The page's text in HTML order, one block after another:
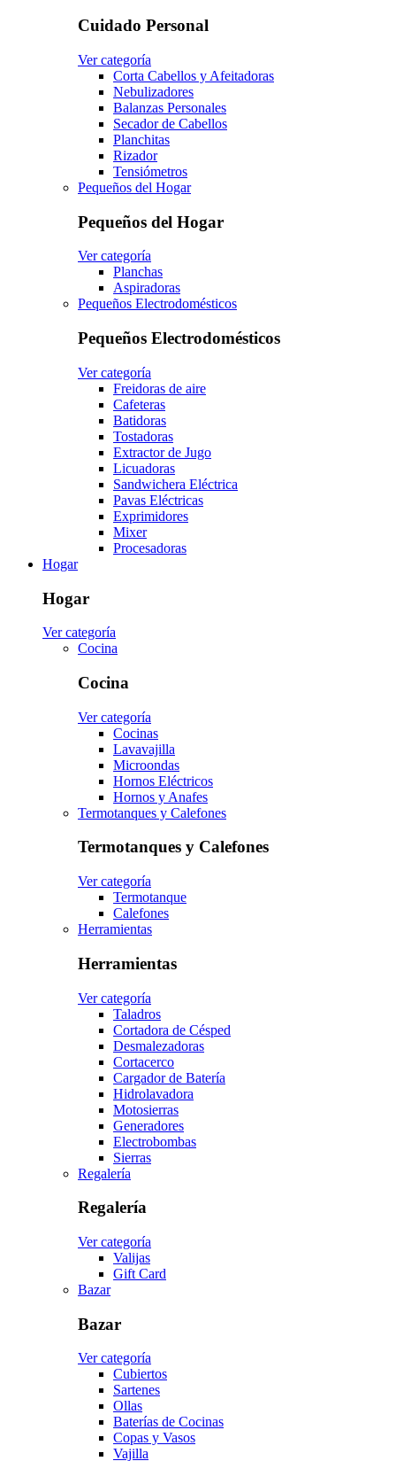
Cuidado Personal
Ver categoría
Corta Cabellos y Afeitadoras
Nebulizadores
Balanzas Personales
Secador de Cabellos
Planchitas
Rizador
Tensiómetros
Pequeños del Hogar
Pequeños del Hogar
Ver categoría
Planchas
Aspiradoras
Pequeños Electrodomésticos
Pequeños Electrodomésticos
Ver categoría
Freidoras de aire
Cafeteras
Batidoras
Tostadoras
Extractor de Jugo
Licuadoras
Sandwichera Eléctrica
Pavas Eléctricas
Exprimidores
Mixer
Procesadoras
Hogar
Hogar
Ver categoría
Cocina
Cocina
Ver categoría
Cocinas
Lavavajilla
Microondas
Hornos Eléctricos
Hornos y Anafes
Termotanques y Calefones
Termotanques y Calefones
Ver categoría
Termotanque
Calefones
Herramientas
Herramientas
Ver categoría
Taladros
Cortadora de Césped
Desmalezadoras
Cortacerco
Cargador de Batería
Hidrolavadora
Motosierras
Generadores
Electrobombas
Sierras
Regalería
Regalería
Ver categoría
Valijas
Gift Card
Bazar
Bazar
Ver categoría
Cubiertos
Sartenes
Ollas
Baterías de Cocinas
Copas y Vasos
Vajilla